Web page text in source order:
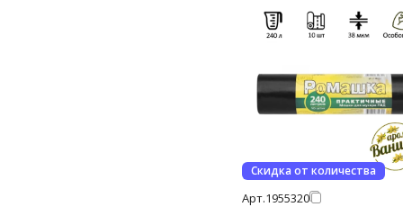
Скидка от количества
Арт.1955320